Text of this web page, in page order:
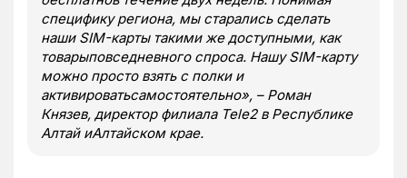
специфику региона, мы старались сделать
наши SIM-карты такими же доступными, как
товарыповседневного спроса. Нашу SIM-карту
можно просто взять с полки и
активироватьсамостоятельно», – Роман
Князев, директор филиала Tele2 в Республике
Алтай иАлтайском крае.